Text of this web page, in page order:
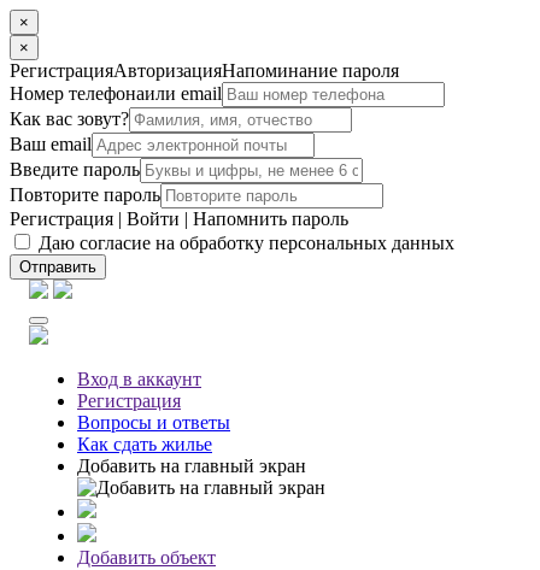
×
×
РегистрацияАвторизацияНапоминание пароля
Номер телефонаили email
Как вас зовут?
Ваш email
Введите пароль
Повторите пароль
Регистрация | Войти | Напомнить пароль
Даю согласие на обработку персональных данных
Отправить
Вход в аккаунт
Регистрация
Вопросы и ответы
Как сдать жилье
Добавить на главный экран
Добавить объект